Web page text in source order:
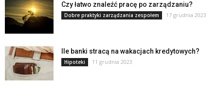
Czy łatwo znaleźć pracę po zarządzaniu?
Dobre praktyki zarządzania zespołem 17 grudnia 2023
Ile banki stracą na wakacjach kredytowych?
Hipoteki 11 grudnia 2023